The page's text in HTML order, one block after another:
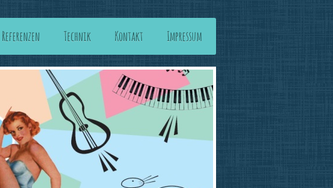
Referenzen Technik Kontakt Impressum